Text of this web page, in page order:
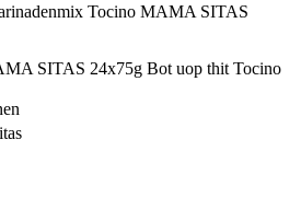
Tocino MAMA SITAS
SITAS 24x75g Bot uop thit Tocino